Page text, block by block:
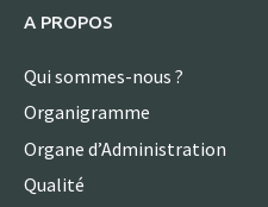
A PROPOS
Qui sommes-nous ?
Organigramme
Organe d’Administration
Qualité